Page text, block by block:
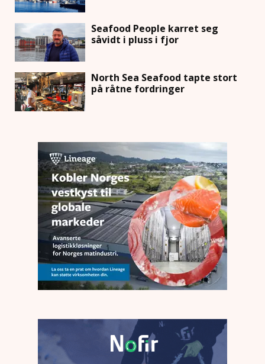
Seafood People karret seg
såvidt i pluss i fjor
North Sea Seafood tapte stort
på råtne fordringer